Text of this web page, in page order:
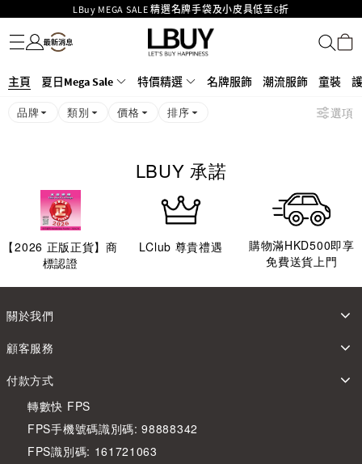
LBuy MEGA SALE 精選名牌手袋及小皮具低至6折
Goyard Hobo / Hobo Mini人氣限量特別版限時原價低至75折!
LBuy呈獻 - Hermès 及 Chanel 手袋及首飾原價低至6折，立即入手!
426號舖！
MOKO 1樓175號鋪旗艦店特設名牌Hermès、CHANEL及LV專區！
購物滿HKD500即享免運費！
名牌服飾
潮流服飾
童裝
護膚美妝
香水香薰
個人護理
母嬰護理
遊戲及精品玩具
文儀用品
家居生活
電子產品
美食
醫藥保健
運動與戶外用品
主頁 夏日Mega Sale 特價精選 名牌服飾 潮流服飾 童裝
品牌 類別 價格 排序 選項
LBUY 承諾
【2026 正版正貨】商
標認證
LClub 尊貴禮遇
購物滿HKD500即享
免費送貨上門
關於我們
顧客服務
付款方式
轉數快 FPS
FPS手機號碼識別碼: 98888342
FPS識別碼: 161721063